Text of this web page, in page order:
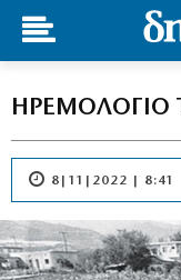
ΗΡΕΜΟΛΟΓΙΟ
8|11|2022 | 8:41